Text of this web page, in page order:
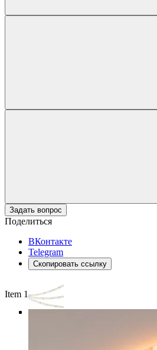
Задать вопрос
Поделиться
ВКонтакте
Telegram
Скопировать ссылку
Item 1 of 3